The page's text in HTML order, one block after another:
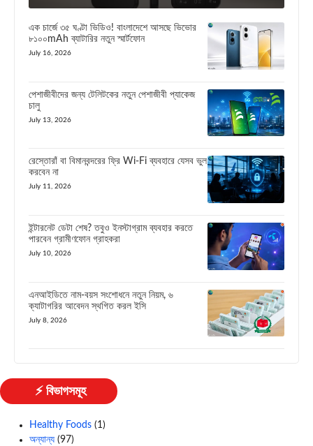
এক চার্জে ৩৫ ঘণ্টা ভিডিও! বাংলাদেশে আসছে ভিভোর
৮১০০mAh ব্যাটারির নতুন স্মার্টফোন
July 16, 2026
পেশাজীবীদের জন্য টেলিটকের নতুন পেশাজীবী প্যাকেজ
চালু
July 13, 2026
রেস্তোরাঁ বা বিমানবন্দরের ফ্রি Wi-Fi ব্যবহারে যেসব ভুল
করবেন না
July 11, 2026
ইন্টারনেট ডেটা শেষ? তবুও ইনস্টাগ্রাম ব্যবহার করতে
পারবেন গ্রামীণফোন গ্রাহকরা
July 10, 2026
এনআইডিতে নাম-বয়স সংশোধনে নতুন নিয়ম, ৬
ক্যাটাগরির আবেদন স্থগিত করল ইসি
July 8, 2026
⚡ বিভাগসমূহ
Healthy Foods (1)
অন্যান্য (97)